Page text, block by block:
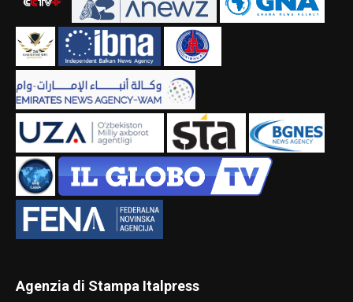
Agenzia di Stampa Italpress